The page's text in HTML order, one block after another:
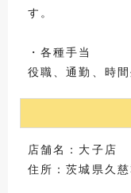
す。
・各種手当
役職、通勤、時
店舗名：大子店
住所：茨城県久